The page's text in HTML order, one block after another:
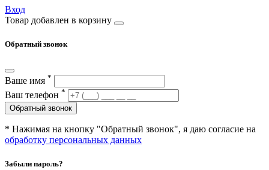
Вход
Товар добавлен в корзину
Обратный звонок
Ваше имя *
Ваш телефон *
Обратный звонок
* Нажимая на кнопку "Обратный звонок", я даю согласие на
обработку персональных данных
Забыли пароль?